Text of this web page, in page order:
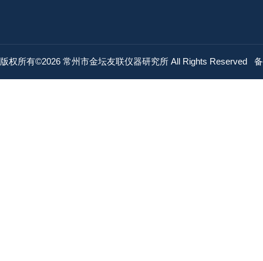
版权所有©2026 常州市金坛友联仪器研究所 All Rights Reserved